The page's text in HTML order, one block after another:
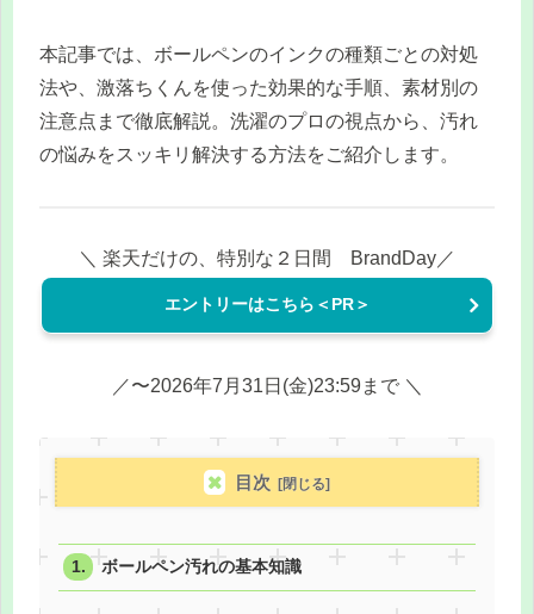
本記事では、ボールペンのインクの種類ごとの対処
法や、激落ちくんを使った効果的な手順、素材別の
注意点まで徹底解説。洗濯のプロの視点から、汚れ
の悩みをスッキリ解決する方法をご紹介します。
＼ 楽天だけの、特別な２日間 BrandDay／
エントリーはこちら＜PR＞
／〜2026年7月31日(金)23:59まで ＼
目次
ボールペン汚れの基本知識